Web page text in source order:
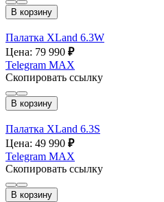
В корзину
Палатка XLand 6.3W
Цена: 79 990 ₽
Telegram MAX
Скопировать ссылку
В корзину
Палатка XLand 6.3S
Цена: 49 990 ₽
Telegram MAX
Скопировать ссылку
В корзину